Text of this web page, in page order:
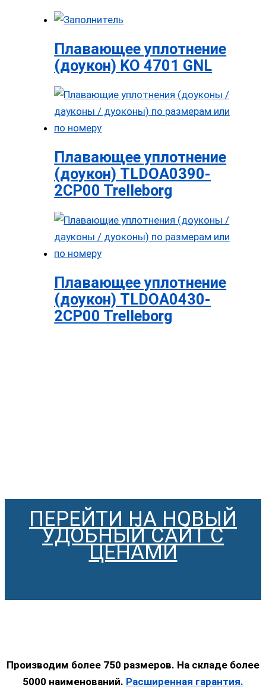
Плавающее уплотнение
(доукон) KO 4701 GNL
Плавающее уплотнение
(доукон) TLDOA0390-
2CP00 Trelleborg
Плавающее уплотнение
(доукон) TLDOA0430-
2CP00 Trelleborg
ПЕРЕЙТИ НА НОВЫЙ
УДОБНЫЙ САЙТ С
ЦЕНАМИ
Производим более 750 размеров. На складе более
5000 наименований. Расширенная гарантия.